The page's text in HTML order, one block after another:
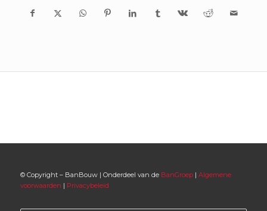
© Copyright – BanBouw | Onderdeel van de BanGroep| Algemene
voorwaarden | Privacybeleid